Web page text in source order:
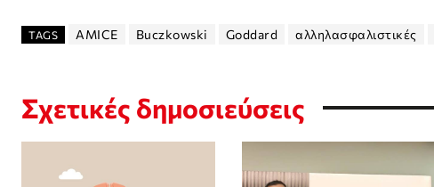
TAGS AMICE Buczkowski Goddard αλληλασφαλιστικές
Σχετικές δημοσιεύσεις